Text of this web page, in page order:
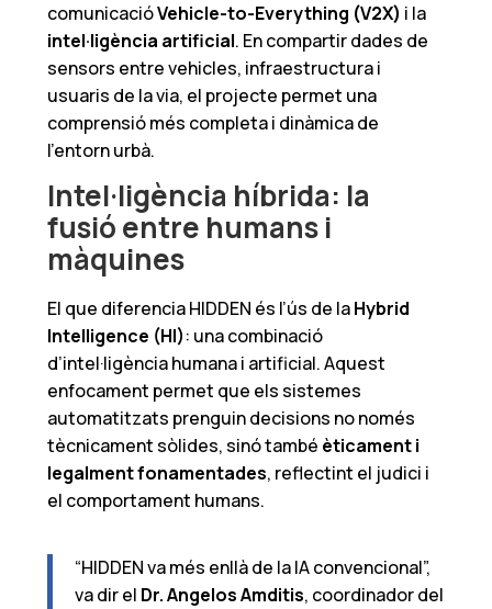
comunicacióVehicle-to-Everything (V2X) i la
intel·ligència artificial. En compartir dades de
sensors entre vehicles, infraestructura i
usuaris de la via, el projecte permet una
comprensió més completa i dinàmica de
l’entorn urbà.
Intel·ligència híbrida: la
fusió entre humans i
màquines
El que diferencia HIDDEN és l’ús de laHybrid
Intelligence (HI): una combinació
d’intel·ligència humana i artificial. Aquest
enfocament permet que els sistemes
automatitzats prenguin decisions no només
tècnicament sòlides, sinó també èticament i
legalment fonamentades, reflectint el judici i
el comportament humans.
“HIDDEN va més enllà de la IA convencional”,
va dir el Dr. Angelos Amditis, coordinador del